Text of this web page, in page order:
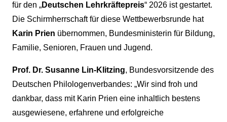
für den „Deutschen Lehrkräftepreis“ 2026 ist gestartet.
Die Schirmherrschaft für diese Wettbewerbsrunde hat
Karin Prien übernommen, Bundesministerin für Bildung,
Familie, Senioren, Frauen und Jugend.
Prof. Dr. Susanne Lin-Klitzing, Bundesvorsitzende des
Deutschen Philologenverbandes: „Wir sind froh und
dankbar, dass mit Karin Prien eine inhaltlich bestens
ausgewiesene, erfahrene und erfolgreiche